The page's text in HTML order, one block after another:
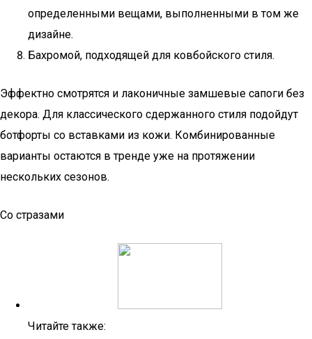
определенными вещами, выполненными в том же
дизайне.
Бахромой, подходящей для ковбойского стиля.
Эффектно смотрятся и лаконичные замшевые сапоги без
декора. Для классического сдержанного стиля подойдут
ботфорты со вставками из кожи. Комбинированные
варианты остаются в тренде уже на протяжении
нескольких сезонов.
Со стразами
Читайте также: